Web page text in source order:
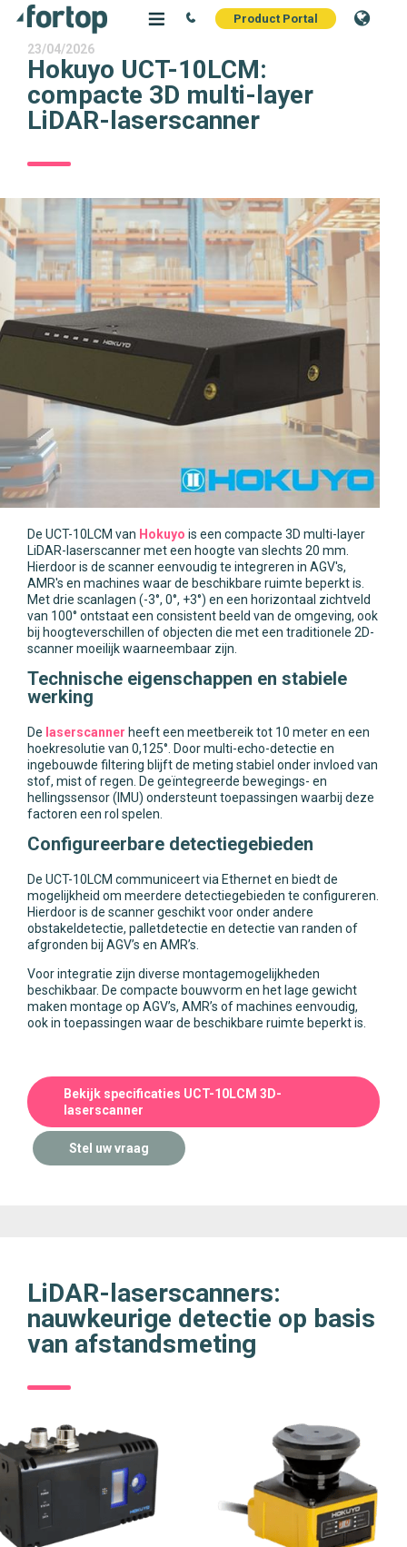
Product Portal
23/04/2026
Hokuyo UCT-10LCM:
compacte 3D multi-layer
LiDAR-laserscanner
De UCT-10LCM van Hokuyo is een compacte 3D multi-layer
LiDAR-laserscanner met een hoogte van slechts 20 mm.
Hierdoor is de scanner eenvoudig te integreren in AGV's,
AMR's en machines waar de beschikbare ruimte beperkt is.
Met drie scanlagen (-3°, 0°, +3°) en een horizontaal zichtveld
van 100° ontstaat een consistent beeld van de omgeving, ook
bij hoogteverschillen of objecten die met een traditionele 2D-
scanner moeilijk waarneembaar zijn.
Technische eigenschappen en stabiele
werking
De laserscanner heeft een meetbereik tot 10 meter en een
hoekresolutie van 0,125°. Door multi-echo-detectie en
ingebouwde filtering blijft de meting stabiel onder invloed van
stof, mist of regen. De geïntegreerde bewegings- en
hellingssensor (IMU) ondersteunt toepassingen waarbij deze
factoren een rol spelen.
Configureerbare detectiegebieden
De UCT-10LCM communiceert via Ethernet en biedt de
mogelijkheid om meerdere detectiegebieden te configureren.
Hierdoor is de scanner geschikt voor onder andere
obstakeldetectie, palletdetectie en detectie van randen of
afgronden bij AGV’s en AMR’s.
Voor integratie zijn diverse montagemogelijkheden
beschikbaar. De compacte bouwvorm en het lage gewicht
maken montage op AGV’s, AMR’s of machines eenvoudig,
ook in toepassingen waar de beschikbare ruimte beperkt is.
Bekijk specificaties UCT-10LCM 3D-
laserscanner
Stel uw vraag
LiDAR-laserscanners:
nauwkeurige detectie op basis
van afstandsmeting